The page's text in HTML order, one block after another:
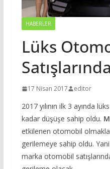
HABERLER
Lüks
17 Nisan 2017 editor
2017 yılının ilk 3 ayında
kadar düşüşe sahip oldu.
etkilenen otomobil
gerilemeye sahip oldu.
marka otomobil